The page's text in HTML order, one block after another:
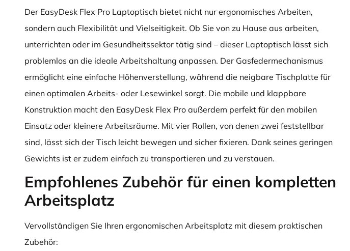
Der EasyDesk Flex Pro Laptop­tisch bietet nicht nur ergonomisches Arbeiten,
sondern auch Flexibilität und Vielseitigkeit. Ob Sie von zu Hause aus arbeiten,
unterrichten oder im Gesundheitssektor tätig sind – dieser Laptop­tisch lässt sich
problemlos an die ideale Arbeitshaltung anpassen. Der Gasfedermechanismus
ermöglicht eine einfache Höhenverstellung, während die neigbare Tischplatte für
einen optimalen Arbeits- oder Lesewinkel sorgt. Die mobile und klappbare
Konstruktion macht den EasyDesk Flex Pro außerdem perfekt für den mobilen
Einsatz oder kleinere Arbeitsräume. Mit vier Rollen, von denen zwei feststellbar
sind, lässt sich der Tisch leicht bewegen und sicher fixieren. Dank seines geringen
Gewichts ist er zudem einfach zu transportieren und zu verstauen.
Empfohlenes Zubehör für einen kompletten
Arbeitsplatz
Vervollständigen Sie Ihren ergonomischen Arbeitsplatz mit diesem praktischen
Zubehör: